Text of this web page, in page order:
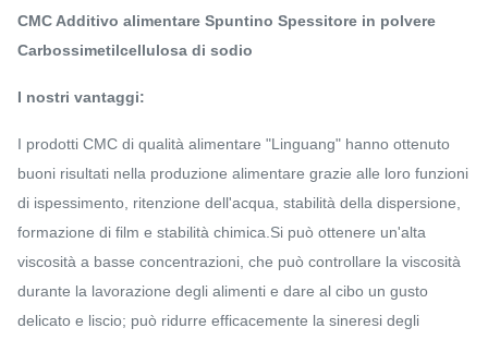
CMC Additivo alimentare Spuntino Spessitore in polvere
Carbossimetilcellulosa di sodio
I nostri vantaggi:
I prodotti CMC di qualità alimentare "Linguang" hanno ottenuto
buoni risultati nella produzione alimentare grazie alle loro funzioni
di ispessimento, ritenzione dell'acqua, stabilità della dispersione,
formazione di film e stabilità chimica.Si può ottenere un'alta
viscosità a basse concentrazioni, che può controllare la viscosità
durante la lavorazione degli alimenti e dare al cibo un gusto
delicato e liscio; può ridurre efficacemente la sineresi degli